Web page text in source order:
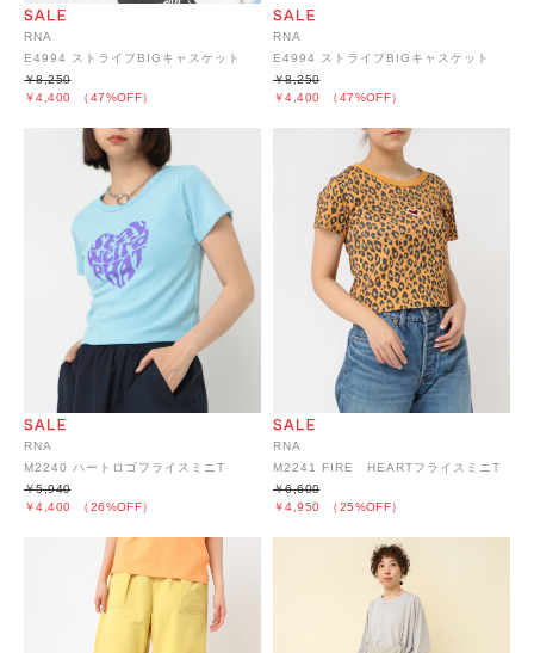
RNA
E4994 ストライプBIGキャスケット
￥4,400 （47%OFF）
￥8,250
RNA
E4994 ストライプBIGキャスケット
￥4,400 （47%OFF）
￥8,250
RNA
M2240 ハートロゴフライスミニT
￥4,400 （26%OFF）
￥5,940
RNA
M2241 FIRE HEARTフライスミニT
￥4,950 （25%OFF）
￥6,600